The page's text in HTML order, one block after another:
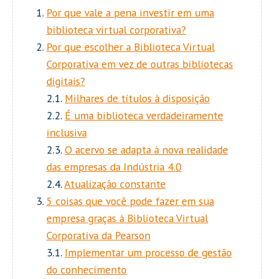
Por que vale a pena investir em uma
biblioteca virtual corporativa?
Por que escolher a Biblioteca Virtual
Corporativa em vez de outras bibliotecas
digitais?
2.1. Milhares de títulos à disposição
2.2. É uma biblioteca verdadeiramente
inclusiva
2.3. O acervo se adapta à nova realidade
das empresas da Indústria 4.0
2.4.Atualização constante
5 coisas que você pode fazer em sua
empresa graças à Biblioteca Virtual
Corporativa da Pearson
3.1. Implementar um processo de gestão
do conhecimento